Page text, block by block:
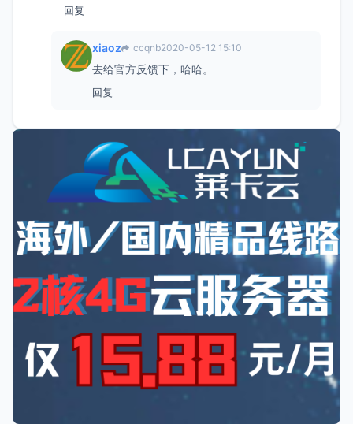
回复
xiaoz ccqnb2020-05-12 15:10
去给官方反馈下，哈哈。
回复